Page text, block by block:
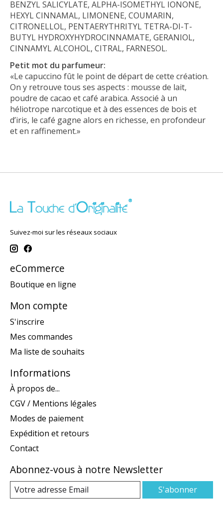
BENZYL SALICYLATE, ALPHA-ISOMETHYL IONONE,
HEXYL CINNAMAL, LIMONENE, COUMARIN,
CITRONELLOL, PENTAERYTHRITYL TETRA-DI-T-
BUTYL HYDROXYHYDROCINNAMATE, GERANIOL,
CINNAMYL ALCOHOL, CITRAL, FARNESOL.
Petit mot du parfumeur:
«Le capuccino fût le point de départ de cette création.
On y retrouve tous ses aspects : mousse de lait,
poudre de cacao et café arabica. Associé à un
héliotrope narcotique et à des essences de bois et
d’iris, le café gagne alors en richesse, en profondeur
et en raffinement.»
Suivez-moi sur les réseaux sociaux
eCommerce
Boutique en ligne
Mon compte
S'inscrire
Mes commandes
Ma liste de souhaits
Informations
À propos de...
CGV / Mentions légales
Modes de paiement
Expédition et retours
Contact
Abonnez-vous à notre Newsletter
S'abonner